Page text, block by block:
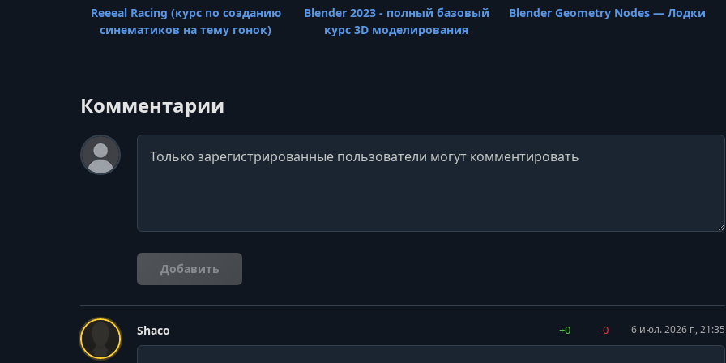
Reeeal Racing (курс по созданию
синематиков на тему гонок)
Blender 2023 - полный базовый
курс 3D моделирования
Blender Geometry Nodes — Лодки
Комментарии
Комментарий
Добавить
Shaco +0 -0 6 июл. 2026 г., 21:35